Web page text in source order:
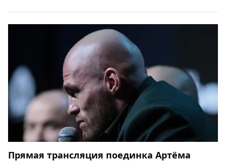
Прямая трансляция поединка Артёма